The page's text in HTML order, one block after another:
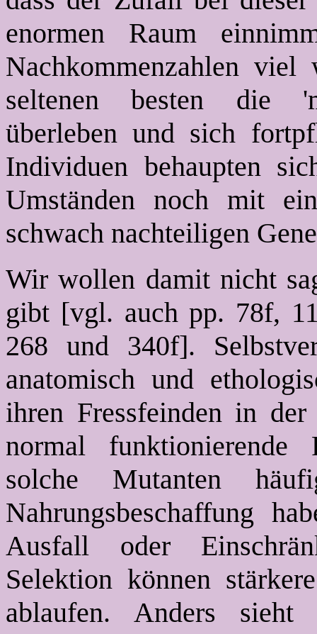
enormen Raum
Nachkommenzahlen viel
seltenen besten die
überleben und sich
Individuen behaupten
Umständen noch mit
schwach nachteiligen
Wir wollen damit nicht
gibt [vgl. auch pp. 78f,
268 und 340f].
anatomisch und
ihren Fressfeinden in
normal funktionierende
solche Mutanten
Nahrungsbeschaffung
Ausfall oder
Selektion können
ablaufen. Anders